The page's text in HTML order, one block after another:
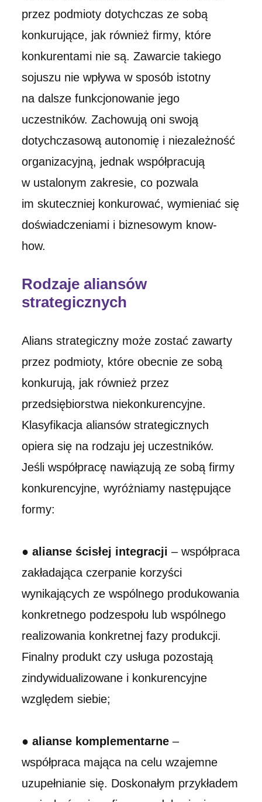
przez podmioty dotychczas ze sobą
konkurujące, jak również firmy, które
konkurentami nie są. Zawarcie takiego
sojuszu nie wpływa w sposób istotny
na dalsze funkcjonowanie jego
uczestników. Zachowują oni swoją
dotychczasową autonomię i niezależność
organizacyjną, jednak współpracują
w ustalonym zakresie, co pozwala
im skuteczniej konkurować, wymieniać się
doświadczeniami i biznesowym know-
how.
Rodzaje aliansów
strategicznych
Alians strategiczny może zostać zawarty
przez podmioty, które obecnie ze sobą
konkurują, jak również przez
przedsiębiorstwa niekonkurencyjne.
Klasyfikacja aliansów strategicznych
opiera się na rodzaju jej uczestników.
Jeśli współpracę nawiązują ze sobą firmy
konkurencyjne, wyróżniamy następujące
formy:
● alianse ścisłej integracji – współpraca
zakładająca czerpanie korzyści
wynikających ze wspólnego produkowania
konkretnego podzespołu lub wspólnego
realizowania konkretnej fazy produkcji.
Finalny produkt czy usługa pozostają
zindywidualizowane i konkurencyjne
względem siebie;
● alianse komplementarne –
współpraca mająca na celu wzajemne
uzupełnianie się. Doskonałym przykładem